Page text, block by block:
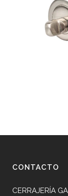
CONTACTO
CERRAJERÍA